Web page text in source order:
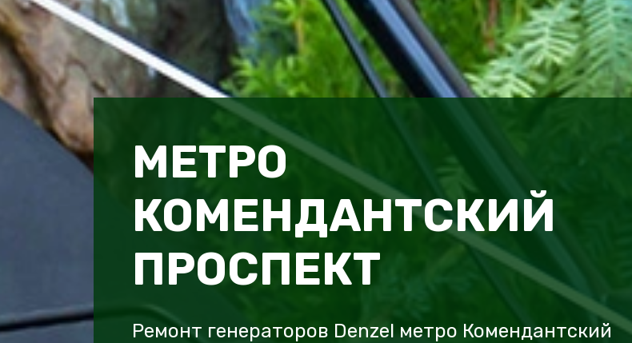
МЕТРО
КОМЕНДАНТСКИЙ
ПРОСПЕКТ
Ремонт генераторов Denzel метро Комендантский